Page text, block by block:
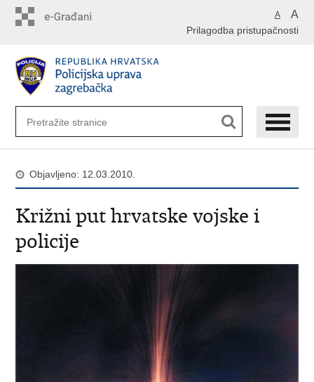
A A
Prilagodba pristupačnosti
Objavljeno: 12.03.2010.
Križni put hrvatske vojske i
policije